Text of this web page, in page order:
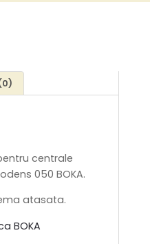
centrale
050 BOKA.
atasata.